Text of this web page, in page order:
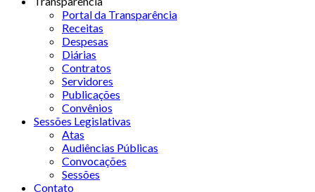
Portal da Transparência
Receitas
Despesas
Diárias
Contratos
Servidores
Publicações
Convênios
Sessões Legislativas
Atas
Audiências Públicas
Convocações
Sessões
Contato